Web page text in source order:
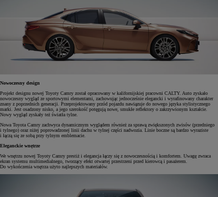
Nowoczesny design
Projekt designu nowej Toyoty Camry został opracowany w kalifornijskiej pracowni CALTY. Auto zyskało
nowoczesny wygląd ze sportowymi elementami, zachowując jednocześnie elegancki i wyrafinowany charakter
znany z poprzednich generacji. Przeprojektowany przód pojazdu nawiązuje do nowego języka stylistycznego
marki. Jest osadzony nisko, a jego szerokość potęgują nowe, smukłe reflektory o zakrzywionym kształcie.
Nowy wygląd zyskały też światła tylne.
Nowa Toyota Camry zachwyca dynamicznym wyglądem również za sprawą zwiększonych zwisów (przedniego
i tylnego) oraz niżej poprowadzonej linii dachu w tylnej części nadwozia. Linie boczne są bardzo wyraziste
i łączą się ze sobą przy tylnym emblemacie.
Eleganckie wnętrze
We wnętrzu nowej Toyoty Camry prestiż i elegancja łączy się z nowoczesnością i komfortem. Uwagę zwraca
ekran systemu multimedialnego, tworzący efekt otwartej przestrzeni przed kierowcą i pasażerem.
Do wykończenia wnętrza użyto najlepszych materiałów.